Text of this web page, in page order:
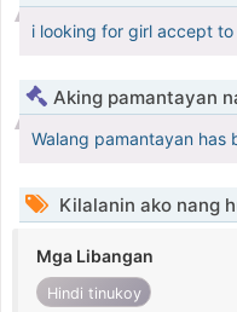
i looking for girl accept
Aking pamantayan
Walang pamantayan has
Kilalanin ako nang
Mga Libangan
Hindi tinukoy